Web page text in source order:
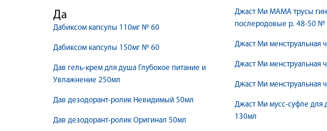
Да
Дабиксом капсулы 110мг № 60
Дабиксом капсулы 150мг № 60
Дав гель-крем для душа Глубокое питание и
Увлажнение 250мл
Дав дезодорант-ролик Невидимый 50мл
Дав дезодорант-ролик Оригинал 50мл
Джаст Ми МАМА трусы
послеродовые р. 48-50 №
Джаст Ми менструальная
Джаст Ми менструальная
Джаст Ми менструальная
Джаст Ми мусс-суфле для
130мл